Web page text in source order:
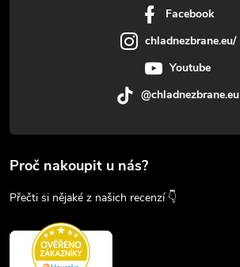
Facebook
chladnezbrane.eu/
Youtube
@chladnezbrane.eu
Proč nakoupit u nás?
Přečti si nějaké z našich recenzí 👇